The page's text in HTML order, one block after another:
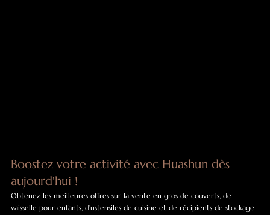
Boostez votre activité avec Huashun dès
aujourd'hui !
Obtenez les meilleures offres sur la vente en gros de couverts, de
vaisselle pour enfants, d'ustensiles de cuisine et de récipients de stockage